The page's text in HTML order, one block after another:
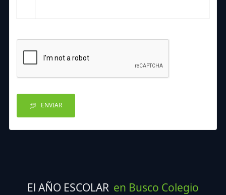
ENVIAR
El AÑO ESCOLAR en Busco Colegio